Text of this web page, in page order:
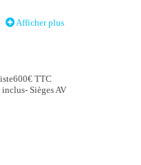
Afficher plus
TTC
Sièges AV